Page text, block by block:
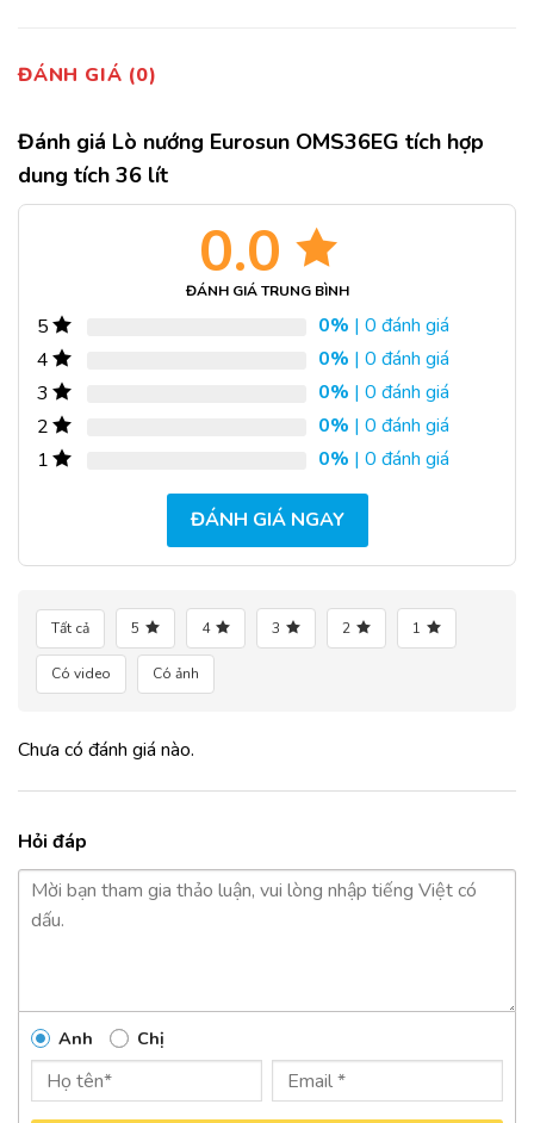
ĐÁNH GIÁ (0)
Đánh giá Lò nướng Eurosun OMS36EG tích hợp
dung tích 36 lít
0.0
ĐÁNH GIÁ TRUNG BÌNH
5 0% | 0 đánh giá
4
0% | 0 đánh giá
3
0% | 0 đánh giá
2
0% | 0 đánh giá
1
0% | 0 đánh giá
ĐÁNH GIÁ NGAY
Tất cả 5 4 3 2 1
Có video Có ảnh
Chưa có đánh giá nào.
Hỏi đáp
Anh Chị